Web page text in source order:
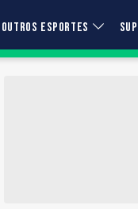
OUTROS ESPORTES